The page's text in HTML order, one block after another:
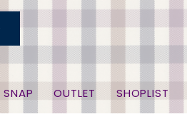
SNAP OUTLET SHOPLIST